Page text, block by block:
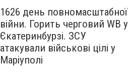
1626 день повномасштабної
війни. Горить черговий WB у
Єкатеринбурзі. ЗСУ
атакували військові цілі у
Маріуполі